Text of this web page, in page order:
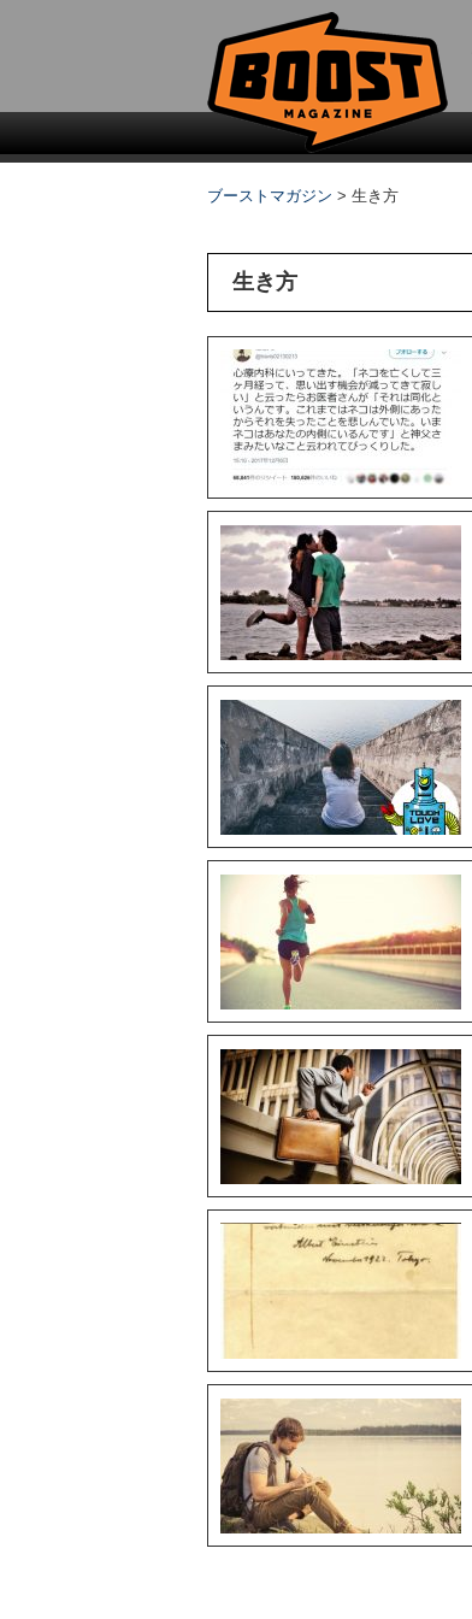
ブーストマガジン > 生き方
生き方